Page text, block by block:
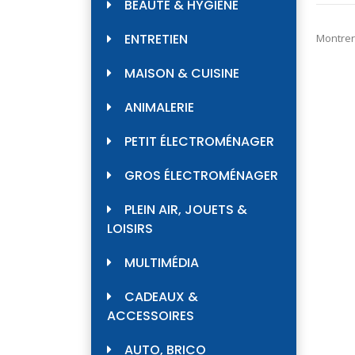
BEAUTÉ & HYGIÈNE
ENTRETIEN
MAISON & CUISINE
ANIMALERIE
PETIT ÉLECTROMÉNAGER
GROS ÉLECTROMÉNAGER
PLEIN AIR, JOUETS &
LOISIRS
MULTIMÉDIA
CADEAUX &
ACCESSOIRES
AUTO, BRICO